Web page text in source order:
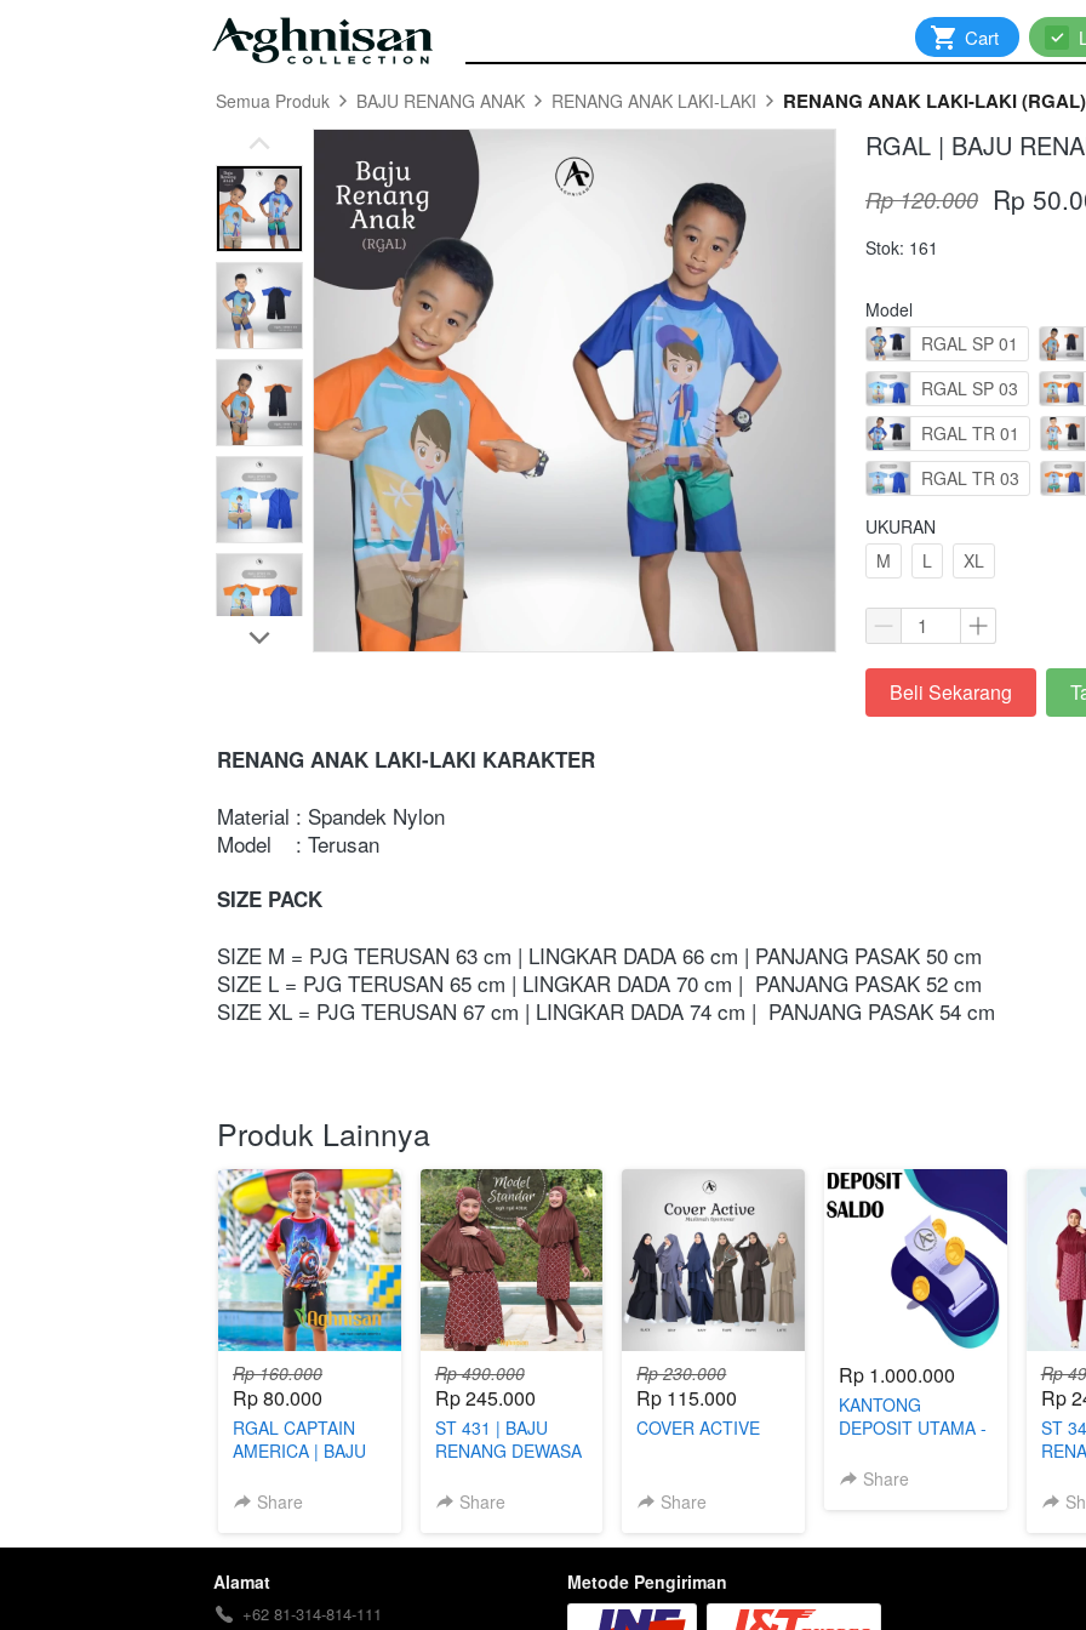
` Cart `
Semua Produk BAJU RENANG ANAK RENANG ANAK LAKI-LAKI RENANG ANAK LAKI-LAKI (RGAL)
RGAL | BAJU
Rp 120.000 Rp
Stok: 161
Model
RGAL SP 01
RGAL SP 03
RGAL TR 01
RGAL TR 03
UKURAN
M
L XL
`Beli Sekarang `
RENANG ANAK LAKI-LAKI KARAKTER
Material : Spandek Nylon
Model    : Terusan
SIZE PACK
SIZE M = PJG TERUSAN 63 cm | LINGKAR DADA 66 cm | PANJANG PASAK 50 cm
SIZE L = PJG TERUSAN 65 cm | LINGKAR DADA 70 cm | PANJANG PASAK 52 cm
SIZE XL = PJG TERUSAN 67 cm | LINGKAR DADA 74 cm | PANJANG PASAK 54 cm
Produk Lainnya
Rp 160.000
Rp 80.000
RGAL CAPTAIN
AMERICA | BAJU
LAKI-LAKI
Share
Rp 490.000
Rp 245.000
ST 431 | BAJU
RENANG DEWASA
Share
Rp 230.000
Rp 115.000
COVER ACTIVE
Share
Rp 1.000.000
KANTONG
DEPOSIT UTAMA -
Share
Rp
Rp
ST
Alamat
+62 81-314-814-111
Metode Pengiriman